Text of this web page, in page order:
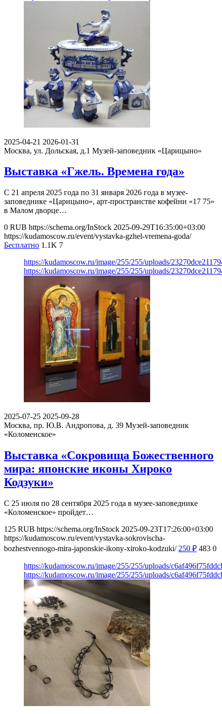
2025-04-21 2026-01-31
Москва, ул. Дольская, д.1 Музей-заповедник «Царицыно»
Выставка «Гжель. Времена года»
С 21 апреля 2025 года по 31 января 2026 года в музее-
заповеднике «Царицыно», арт-пространстве кофейни «17 75»
в Малом дворце…
0 RUB https://schema.org/InStock 2025-09-29T16:35:00+03:00
https://kudamoscow.ru/event/vystavka-gzhel-vremena-goda/
Бесплатно 1.1K 7
https://kudamoscow.ru/image/255/255/uploads/
https://kudamoscow.ru/image/255/255/uploads/
2025-07-25 2025-09-28
Москва, пр. Ю.В. Андропова, д. 39 Музей-заповедник
«Коломенское»
Выставка «Сокровища Божественного
мира: японские иконы Хироко
Кодзуки»
С 25 июля по 28 сентября 2025 года в музее-заповеднике
«Коломенское» пройдет…
125 RUB https://schema.org/InStock 2025-09-23T17:26:00+03:00
https://kudamoscow.ru/event/vystavka-sokrovischa-
bozhestvennogo-mira-japonskie-ikony-xiroko-kodzuki/ 250 ₽ 483 0
https://kudamoscow.ru/image/255/255/uploads/
https://kudamoscow.ru/image/255/255/uploads/